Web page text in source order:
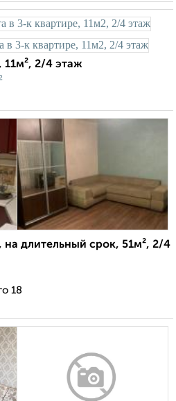
11м², 2/4 этаж
на длительный срок, 51м², 2/4
18